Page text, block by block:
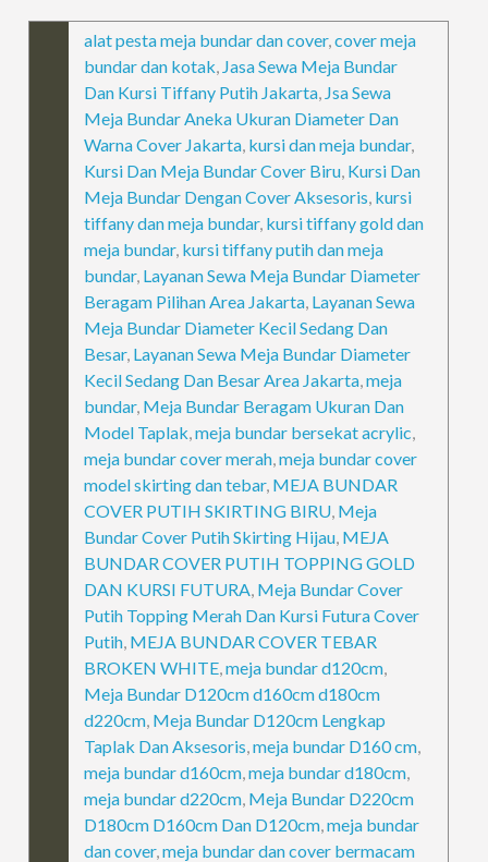
alat pesta meja bundar dan cover,cover meja
bundar dan kotak, Jasa Sewa Meja Bundar
Dan Kursi Tiffany Putih Jakarta, Jsa Sewa
Meja Bundar Aneka Ukuran Diameter Dan
Warna Cover Jakarta, kursi dan meja bundar,
Kursi Dan Meja Bundar Cover Biru, Kursi Dan
Meja Bundar Dengan Cover Aksesoris, kursi
tiffany dan meja bundar, kursi tiffany gold dan
meja bundar, kursi tiffany putih dan meja
bundar, Layanan Sewa Meja Bundar Diameter
Beragam Pilihan Area Jakarta, Layanan Sewa
Meja Bundar Diameter Kecil Sedang Dan
Besar, Layanan Sewa Meja Bundar Diameter
Kecil Sedang Dan Besar Area Jakarta,meja
bundar, Meja Bundar Beragam Ukuran Dan
Model Taplak,meja bundar bersekat acrylic,
meja bundar cover merah,meja bundar cover
model skirting dan tebar, MEJA BUNDAR
COVER PUTIH SKIRTING BIRU, Meja
Bundar Cover Putih Skirting Hijau, MEJA
BUNDAR COVER PUTIH TOPPING GOLD
DAN KURSI FUTURA, Meja Bundar Cover
Putih Topping Merah Dan Kursi Futura Cover
Putih, MEJA BUNDAR COVER TEBAR
BROKEN WHITE,meja bundar d120cm,
Meja Bundar D120cm d160cm d180cm
d220cm, Meja Bundar D120cm Lengkap
Taplak Dan Aksesoris,meja bundar D160 cm,
meja bundar d160cm,meja bundar d180cm,
meja bundar d220cm, Meja Bundar D220cm
D180cm D160cm Dan D120cm,meja bundar
dan cover,meja bundar dan cover bermacam